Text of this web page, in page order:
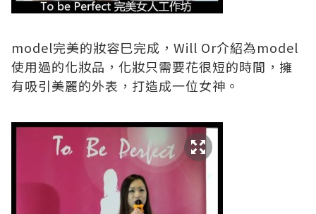
model完美的妝容巳完成，Will Or介紹為model
使用過的化妝品，化妝只需要花很短的時間，擁
有吸引美麗的外表，打造成一位女神。